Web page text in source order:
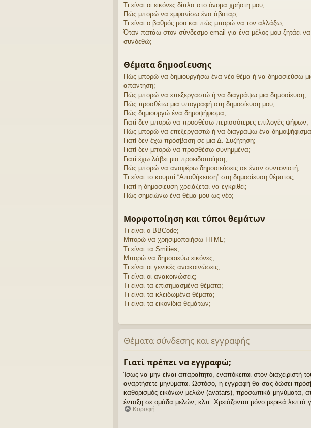
Τι είναι οι εικόνες δίπλα στο όνομα χρήστη μου;
Πώς μπορώ να εμφανίσω ένα άβαταρ;
Τι είναι ο βαθμός μου και πώς μπορώ να τον αλλάξω;
Όταν πατάω στον σύνδεσμο email για ένα μέλος μου ζητάει να
συνδεθώ;
Θέματα δημοσίευσης
Πώς μπορώ να δημιουργήσω ένα νέο θέμα ή να δημοσιεύσω
απάντηση;
Πώς μπορώ να επεξεργαστώ ή να διαγράψω μια δημοσίευση;
Πώς προσθέτω μια υπογραφή στη δημοσίευση μου;
Πώς δημιουργώ ένα δημοψήφισμα;
Γιατί δεν μπορώ να προσθέσω περισσότερες επιλογές ψήφων;
Πώς μπορώ να επεξεργαστώ ή να διαγράψω ένα
Γιατί δεν έχω πρόσβαση σε μια Δ. Συζήτηση;
Γιατί δεν μπορώ να προσθέσω συνημμένα;
Γιατί έχω λάβει μια προειδοποίηση;
Πώς μπορώ να αναφέρω δημοσιεύσεις σε έναν συντονιστή;
Τι είναι το κουμπί “Αποθήκευση” στη δημοσίευση θέματος;
Γιατί η δημοσίευση χρειάζεται να εγκριθεί;
Πώς σημειώνω ένα θέμα μου ως νέο;
Μορφοποίηση και τύποι θεμάτων
Τι είναι ο BBCode;
Μπορώ να χρησιμοποιήσω HTML;
Τι είναι τα Smilies;
Μπορώ να δημοσιεύω εικόνες;
Τι είναι οι γενικές ανακοινώσεις;
Τι είναι οι ανακοινώσεις;
Τι είναι τα επισημασμένα θέματα;
Τι είναι τα κλειδωμένα θέματα;
Τι είναι τα εικονίδια θεμάτων;
Θέματα σύνδεσης και εγγραφής
Γιατί πρέπει να εγγραφώ;
Ίσως να μην είναι απαραίτητο, εναπόκειται στον
αναρτήσετε μηνύματα. Ωστόσο, η εγγραφή θα σας δώσει
καθορισμός εικόνων μελών (avatars), προσωπικά μηνύματα,
ένταξη σε ομάδα μελών, κλπ. Χρειάζονται μόνο μερικά
Κορυφή